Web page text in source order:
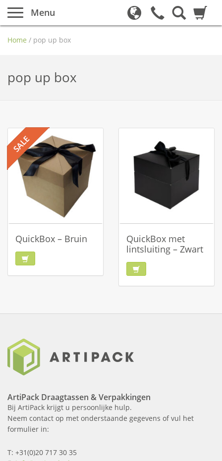
Menu
Home / pop up box
pop up box
QuickBox – Bruin
QuickBox met
lintsluiting – Zwart
ArtiPack Draagtassen & Verpakkingen
Bij ArtiPack krijgt u persoonlijke hulp.
Neem contact op met onderstaande gegevens of vul het
formulier in:
T: +31(0)20 717 30 35